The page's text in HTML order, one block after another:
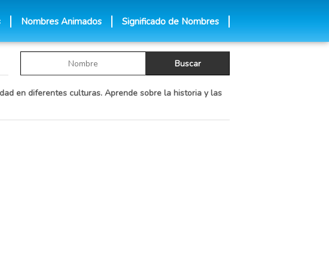
Nombres Animados Significado de Nombres
en diferentes culturas. Aprende sobre la historia y las